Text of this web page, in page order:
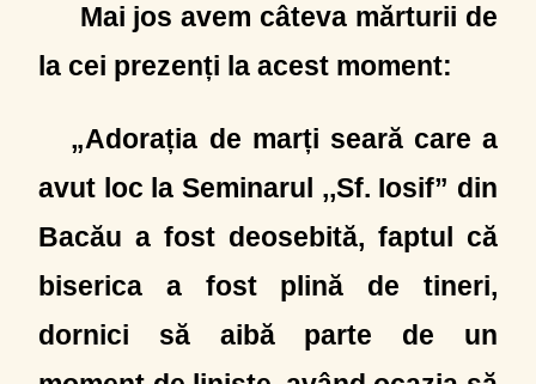
Mai jos avem câteva mărturii de
la cei prezenți la acest moment:
„Adorația de marți seară care a
avut loc la Seminarul ,,Sf. Iosif” din
Bacău a fost deosebită, faptul că
biserica a fost plină de tineri,
dornici să aibă parte de un